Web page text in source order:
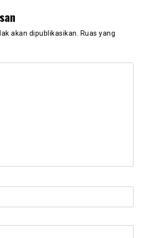
akan dipublikasikan.
Ruas yang